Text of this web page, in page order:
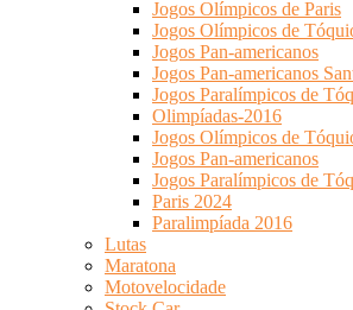
Jogos Olímpicos de Paris
Jogos Olímpicos de
Jogos Pan-americanos
Jogos Pan-americanos
Jogos Paralímpicos de
Olimpíadas-2016
Jogos Olímpicos de
Jogos Pan-americanos
Jogos Paralímpicos de
Paris 2024
Paralimpíada 2016
Lutas
Maratona
Motovelocidade